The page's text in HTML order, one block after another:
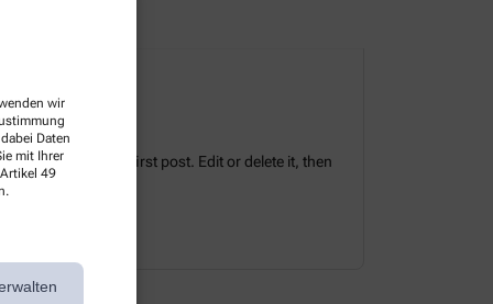
wir
Daten
mit Ihrer
49
Sites. This is your first post. Edit or delete it, then